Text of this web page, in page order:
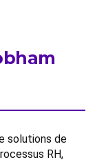
solutions de
RH,